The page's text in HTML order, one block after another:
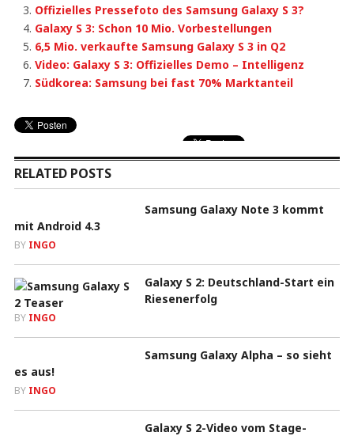
Offizielles Pressefoto des Samsung Galaxy S 3?
Galaxy S 3: Schon 10 Mio. Vorbestellungen
6,5 Mio. verkaufte Samsung Galaxy S 3 in Q2
Video: Galaxy S 3: Offizielles Demo – Intelligenz
Südkorea: Samsung bei fast 70% Marktanteil
RELATED POSTS
Samsung Galaxy Note 3 kommt
mit Android 4.3
BY INGO
Galaxy S 2: Deutschland-Start ein
Riesenerfolg
BY INGO
Samsung Galaxy Alpha – so sieht
es aus!
BY INGO
Galaxy S 2-Video vom Stage-